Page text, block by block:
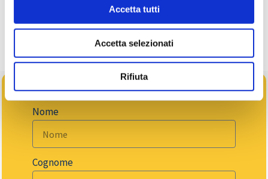
Accetta tutti
Accetta selezionati
Rifiuta
CHIAMA ORA
Nome
Cognome